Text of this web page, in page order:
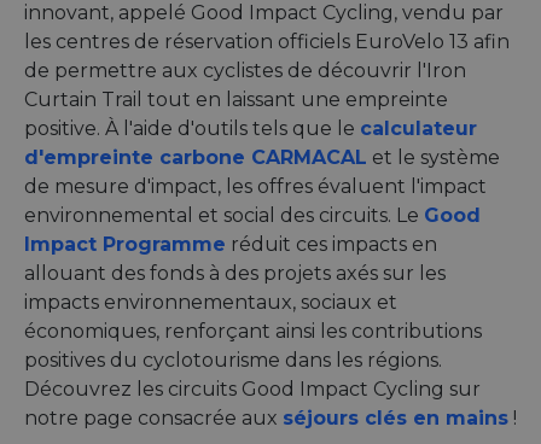
innovant, appelé Good Impact Cycling, vendu par
les centres de réservation officiels EuroVelo 13 afin
de permettre aux cyclistes de découvrir l'Iron
Curtain Trail tout en laissant une empreinte
positive. À l'aide d'outils tels que le calculateur
d'empreinte carbone CARMACAL et le système
de mesure d'impact, les offres évaluent l'impact
environnemental et social des circuits. Le Good
Impact Programme réduit ces impacts en
allouant des fonds à des projets axés sur les
impacts environnementaux, sociaux et
économiques, renforçant ainsi les contributions
positives du cyclotourisme dans les régions.
Découvrez les circuits Good Impact Cycling sur
notre page consacrée aux séjours clés en mains !